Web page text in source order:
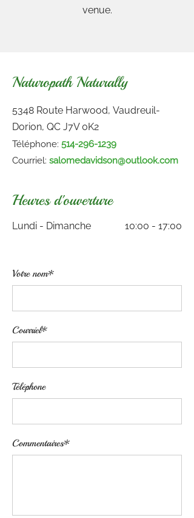
venue.
Naturopath Naturally
5348 Route Harwood, Vaudreuil-
Dorion, QC J7V 0K2
Téléphone: 514-296-1239
Courriel: salomedavidson@outlook.com
Heures d'ouverture
Lundi - Dimanche 10:00 - 17:00
Votre nom*
Courriel*
Téléphone
Commentaires*